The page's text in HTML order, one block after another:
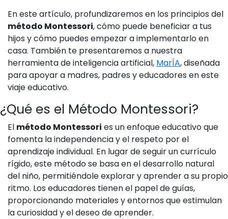
En este artículo, profundizaremos en los principios del
método Montessori, cómo puede beneficiar a tus
hijos y cómo puedes empezar a implementarlo en
casa. También te presentaremos a nuestra
herramienta de inteligencia artificial, MarÍA, diseñada
para apoyar a madres, padres y educadores en este
viaje educativo.
¿Qué es el Método Montessori?
El método Montessori es un enfoque educativo que
fomenta la independencia y el respeto por el
aprendizaje individual. En lugar de seguir un currículo
rígido, este método se basa en el desarrollo natural
del niño, permitiéndole explorar y aprender a su propio
ritmo. Los educadores tienen el papel de guías,
proporcionando materiales y entornos que estimulan
la curiosidad y el deseo de aprender.